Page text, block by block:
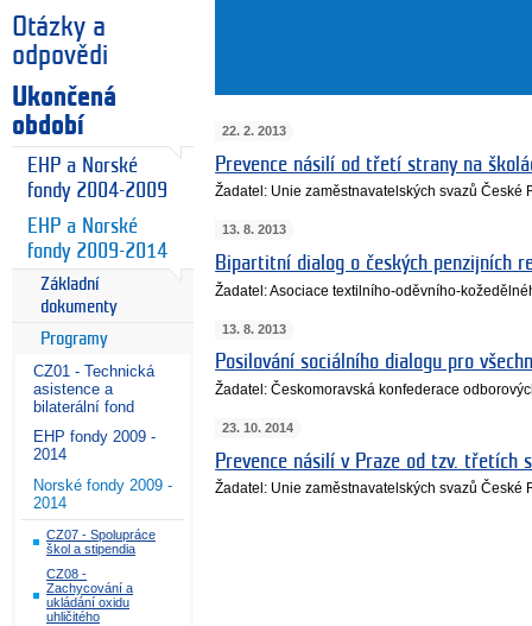
Otázky a
odpovědi
Ukončená
období
EHP a Norské
fondy 2004-2009
EHP a Norské
fondy 2009-2014
Základní
dokumenty
Programy
CZ01 - Technická
asistence a
bilaterální fond
EHP fondy 2009 -
2014
Norské fondy 2009 -
2014
CZ07 - Spolupráce
škol a stipendia
CZ08 -
Zachycování a
ukládání oxidu
uhličitého
22. 2. 2013
Prevence násilí od třetí strany na
Žadatel: Unie zaměstnavatelských svazů České
13. 8. 2013
Bipartitní dialog o českých penzijních
Žadatel: Asociace textilního-oděvního-
13. 8. 2013
Posilování sociálního dialogu pro
Žadatel: Českomoravská konfederace
23. 10. 2014
Prevence násilí v Praze od tzv. třetích
Žadatel: Unie zaměstnavatelských svazů České